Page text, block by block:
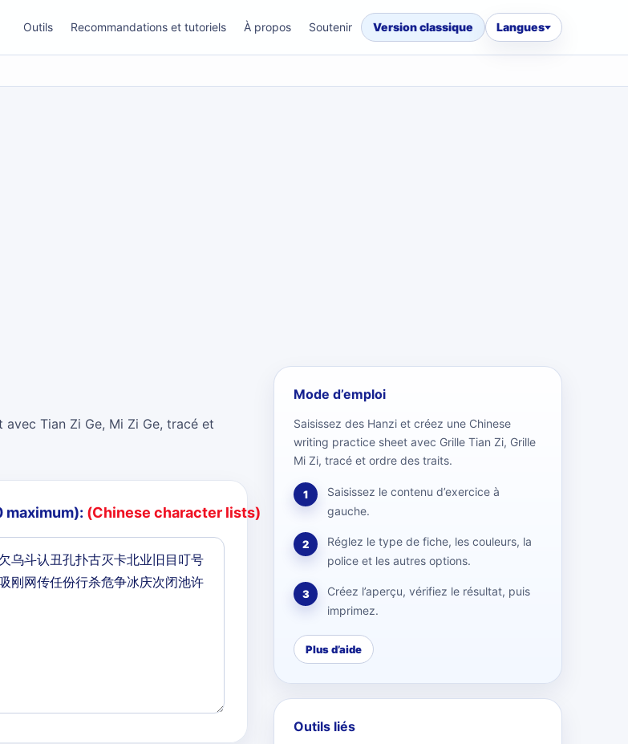
Outils Recommandations et tutoriels À propos Soutenir Version classique Langues
Tian Zi Ge, Mi Zi Ge, tracé et
(Chinese character lists)
Mode d’emploi
Saisissez des Hanzi et créez une Chinese
writing practice sheet avec Grille Tian Zi, Grille
Mi Zi, tracé et ordre des traits.
1
Saisissez le contenu d’exercice à
gauche.
2
Réglez le type de fiche, les couleurs, la
police et les autres options.
3
Créez l’aperçu, vérifiez le résultat, puis
imprimez.
Plus d’aide
Outils liés